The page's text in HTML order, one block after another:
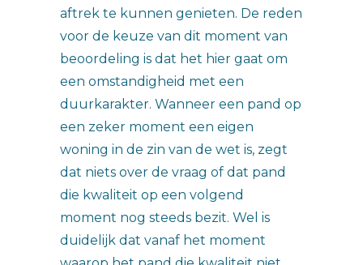
aftrek te kunnen genieten. De reden
voor de keuze van dit moment van
beoordeling is dat het hier gaat om
een omstandigheid met een
duurkarakter. Wanneer een pand op
een zeker moment een eigen
woning in de zin van de wet is, zegt
dat niets over de vraag of dat pand
die kwaliteit op een volgend
moment nog steeds bezit. Wel is
duidelijk dat vanaf het moment